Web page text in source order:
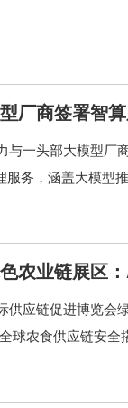
厂商签署智
与一头部大模型
务，涵盖大模型
农业链展区
供应链促进博览
球农食供应链安全